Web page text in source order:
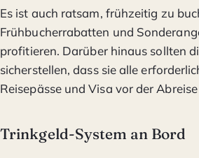
Es ist auch ratsam, frühzeitig zu
Frühbucherrabatten und
profitieren. Darüber hinaus sollten
sicherstellen, dass sie alle
Reisepässe und Visa vor der
Trinkgeld-System an Bord